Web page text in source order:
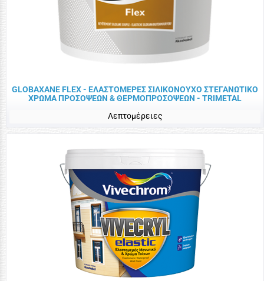
GLOBAXANE FLEX - ΕΛΑΣΤΟΜΕΡΕΣ ΣΙΛΙΚΟΝΟΥΧΟ ΣΤΕΓΑΝΩΤΙΚΟ
ΧΡΩΜΑ ΠΡΟΣΟΨΕΩΝ & ΘΕΡΜΟΠΡΟΣΟΨΕΩΝ - TRIMETAL
Λεπτομέρειες